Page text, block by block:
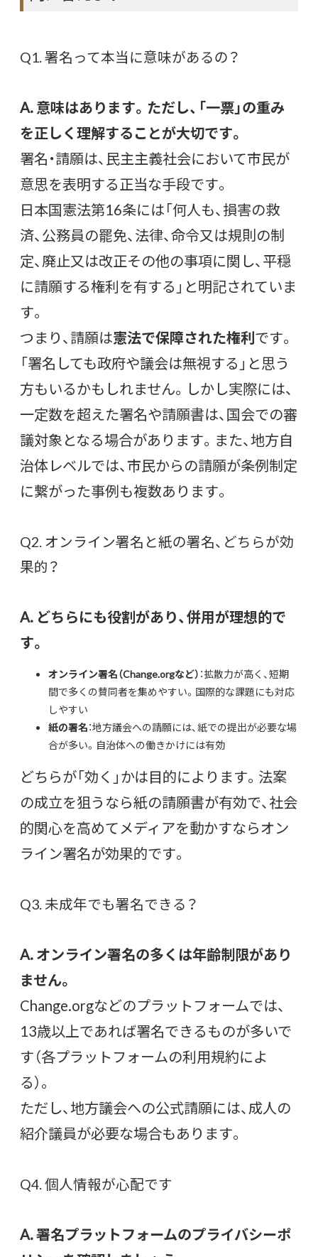
Q1. 署名って本当に意味があるの？
A. 意味はあります。ただし、「一票」の重み
を正しく理解することが大切です。
署名・請願は、民主主義社会において市民が
意思を表明する正当な手段です。
日本国憲法第16条には「何人も、損害の救
済、公務員の罷免、法律、命令又は規則の制
定、廃止又は改正その他の事項に関し、平穏
に請願する権利を有する」と明記されていま
す。
つまり、請願は憲法で保障された権利です。
「署名しても政府や議会は無視する」と思う
方もいるかもしれません。しかし実際には、
一定数を超えた署名や請願書は、国会での審
議対象となる場合があります。また、地方自
治体レベルでは、市民からの請願が条例制定
に繋がった事例も複数あります。
Q2. オンライン署名と紙の署名、どちらが効
果的？
A. どちらにも役割があり、併用が理想的で
す。
オンライン署名（Change.orgなど） ：拡散力が高く、短期
間で多くの賛同者を集めやすい。国際的な課題にも対応
しやすい
紙の署名：地方議会への請願には、紙での提出が必要な場
合が多い。自治体への働きかけには有効
どちらが「効く」かは目的によります。法案
の成立を狙うなら紙の請願書が有効で、社会
的関心を高めてメディアを動かすならオン
ライン署名が効果的です。
Q3. 未成年でも署名できる？
A. オンライン署名の多くは年齢制限があり
ません。
Change.orgなどのプラットフォームでは、
13歳以上であれば署名できるものが多いで
す（各プラットフォームの利用規約によ
る）。
ただし、地方議会への公式請願には、成人の
紹介議員が必要な場合もあります。
Q4. 個人情報が心配です
A. 署名プラットフォームのプライバシーポ